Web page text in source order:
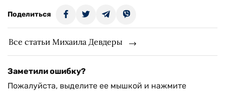
Поделиться
Все статьи Михаила Девдеры
Заметили ошибку?
Пожалуйста, выделите ее мышкой и нажмите